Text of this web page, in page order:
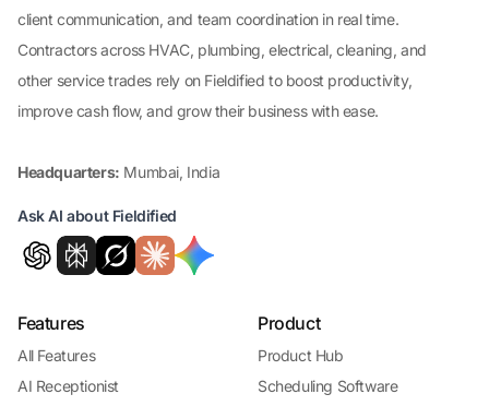
client communication, and team coordination in real time.
Contractors across HVAC, plumbing, electrical, cleaning, and
other service trades rely on Fieldified to boost productivity,
improve cash flow, and grow their business with ease.
Headquarters: Mumbai, India
Ask AI about Fieldified
Features
All Features
AI Receptionist
Product
Product Hub
Scheduling Software